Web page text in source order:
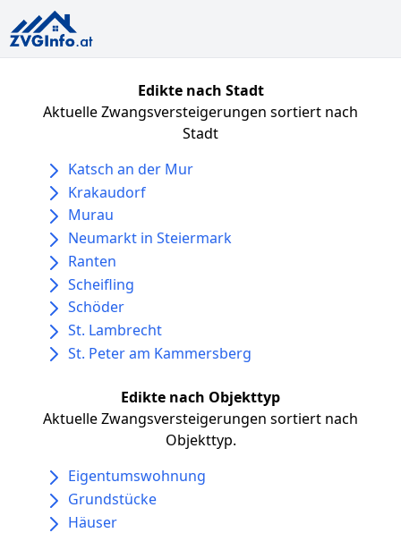
Edikte nach Stadt
Aktuelle Zwangsversteigerungen sortiert nach
Stadt
Katsch an der Mur
Krakaudorf
Murau
Neumarkt in Steiermark
Ranten
Scheifling
Schöder
St. Lambrecht
St. Peter am Kammersberg
Edikte nach Objekttyp
Aktuelle Zwangsversteigerungen sortiert nach
Objekttyp.
Eigentumswohnung
Grundstücke
Häuser